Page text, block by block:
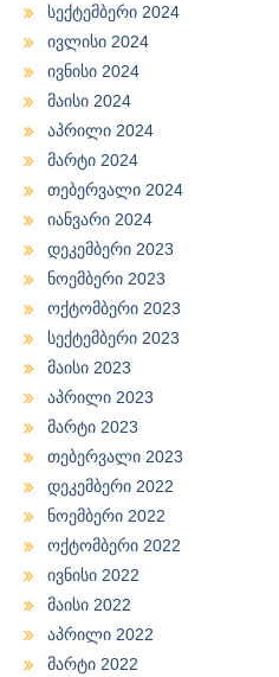
სექტემბერი 2024
ივლისი 2024
ივნისი 2024
მაისი 2024
აპრილი 2024
მარტი 2024
თებერვალი 2024
იანვარი 2024
დეკემბერი 2023
ნოემბერი 2023
ოქტომბერი 2023
სექტემბერი 2023
მაისი 2023
აპრილი 2023
მარტი 2023
თებერვალი 2023
დეკემბერი 2022
ნოემბერი 2022
ოქტომბერი 2022
ივნისი 2022
მაისი 2022
აპრილი 2022
მარტი 2022